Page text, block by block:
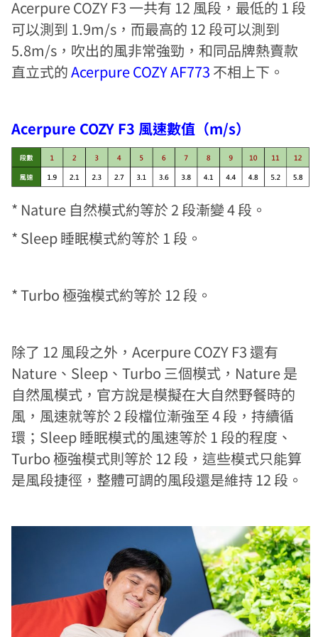
Acerpure COZY F3 一共有 12 風段，最低的 1 段
可以測到 1.9m/s，而最高的 12 段可以測到
5.8m/s，吹出的風非常強勁，和同品牌熱賣款
直立式的Acerpure COZY AF773 不相上下。
Acerpure COZY F3 風速數值（m/s）
* Nature 自然模式約等於 2 段漸變 4 段。
* Sleep 睡眠模式約等於 1 段。
* Turbo 極強模式約等於 12 段。
除了 12 風段之外，Acerpure COZY F3 還有
Nature、Sleep、Turbo 三個模式，Nature 是
自然風模式，官方說是模擬在大自然野餐時的
風，風速就等於 2 段檔位漸強至 4 段，持續循
環；Sleep 睡眠模式的風速等於 1 段的程度、
Turbo 極強模式則等於 12 段，這些模式只能算
是風段捷徑，整體可調的風段還是維持 12 段。